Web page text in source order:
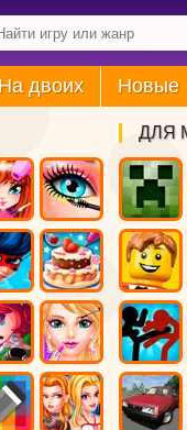
На двоих Новые
ДЛЯ